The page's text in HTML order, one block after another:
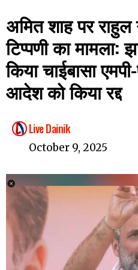
अमित शाह पर राहुल
टिप्पणी का मामला:
किया चाईबासा
आदेश को किया रद्द
Live Dainik
October 9, 2025